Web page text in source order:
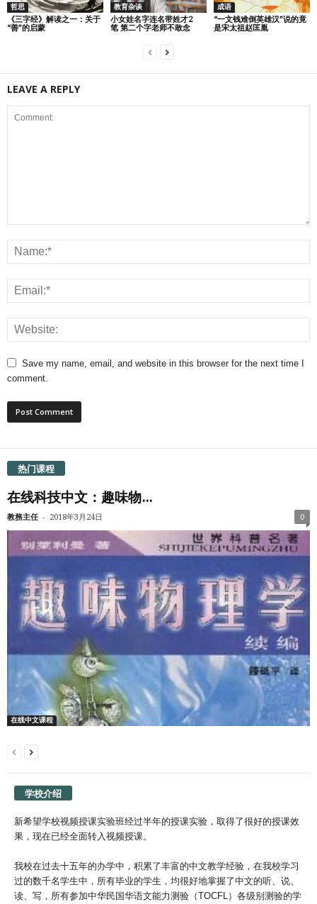
哲思
《三字经》解读之一：关于
“善”的启蒙
教育杂谈
小女娃名字连名带姓才2
笔 第二个字老师不敢念
成语
“一文钱难倒英雄汉”说的竟
是宋太祖赵匡胤
LEAVE A REPLY
Save my name, email, and website in this browser for the next time I
comment.
热门课程
在线科技中文：趣味物...
教務主任 - 2018年3月24日 0
在线中文课程
学校介绍
新希望学校视频授课实验班经过半年的授课实验，取得了很好的授课效
果，现在已经全面转入视频授课。
我校在过去十五年的办学中，积累了丰富的中文教学经验，在我校学习
过的数千名学生中，所有毕业的学生，均很好地掌握了中文的听、说、
读、写，所有参加中华民国华语文能力测验（TOCFL）各级别测验的学